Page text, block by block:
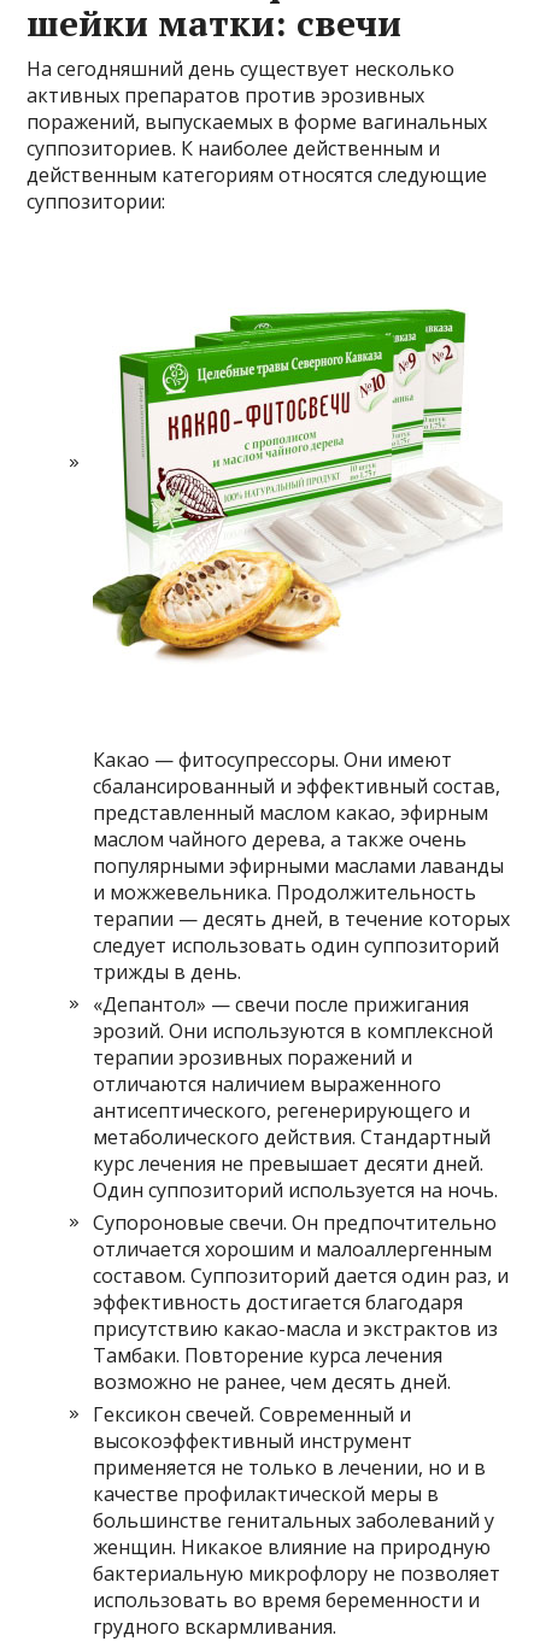
шейки матки: свечи
На сегодняшний день существует несколько
активных препаратов против эрозивных
поражений, выпускаемых в форме вагинальных
суппозиториев. К наиболее действенным и
действенным категориям относятся следующие
суппозитории:
Какао — фитосупрессоры. Они имеют
сбалансированный и эффективный состав,
представленный маслом какао, эфирным
маслом чайного дерева, а также очень
популярными эфирными маслами лаванды
и можжевельника. Продолжительность
терапии — десять дней, в течение которых
следует использовать один суппозиторий
трижды в день.
«Депантол» — свечи после прижигания
эрозий. Они используются в комплексной
терапии эрозивных поражений и
отличаются наличием выраженного
антисептического, регенерирующего и
метаболического действия. Стандартный
курс лечения не превышает десяти дней.
Один суппозиторий используется на ночь.
Супороновые свечи. Он предпочтительно
отличается хорошим и малоаллергенным
составом. Суппозиторий дается один раз, и
эффективность достигается благодаря
присутствию какао-масла и экстрактов из
Тамбаки. Повторение курса лечения
возможно не ранее, чем десять дней.
Гексикон свечей. Современный и
высокоэффективный инструмент
применяется не только в лечении, но и в
качестве профилактической меры в
большинстве генитальных заболеваний у
женщин. Никакое влияние на природную
бактериальную микрофлору не позволяет
использовать во время беременности и
грудного вскармливания.